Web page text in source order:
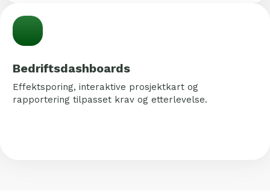
Bedriftsdashboards
Effektsporing, interaktive prosjektkart og
rapportering tilpasset krav og etterlevelse.